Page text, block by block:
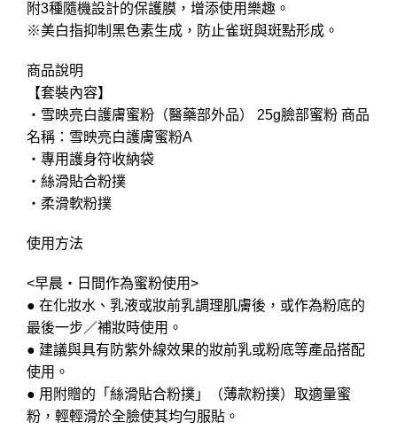
附3種隨機設計的保護膜，增添使用樂趣。
※美白指抑制黑色素生成，防止雀斑與斑點形成。
商品說明
【套裝內容】
・雪映亮白護膚蜜粉（醫藥部外品） 25g臉部蜜粉 商品
名稱：雪映亮白護膚蜜粉A
・專用護身符收納袋
・絲滑貼合粉撲
・柔滑軟粉撲
使用方法
<早晨・日間作為蜜粉使用>
● 在化妝水、乳液或妝前乳調理肌膚後，或作為粉底的
最後一步／補妝時使用。
● 建議與具有防紫外線效果的妝前乳或粉底等產品搭配
使用。
● 用附贈的「絲滑貼合粉撲」（薄款粉撲）取適量蜜
粉，輕輕滑於全臉使其均勻服貼。